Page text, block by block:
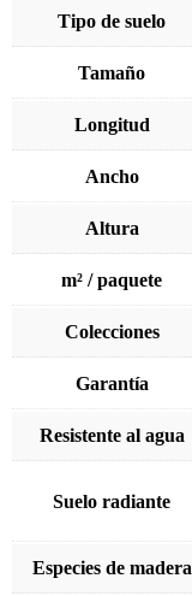
Tipo de suelo
Tamaño
Longitud
Ancho
Altura
m² / paquete
Colecciones
Garantía
Resistente al agua
Suelo radiante
Especies de madera